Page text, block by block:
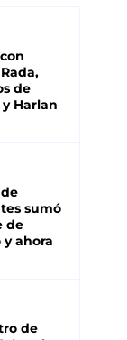
de
Harlan
sumó
de
y ahora
de